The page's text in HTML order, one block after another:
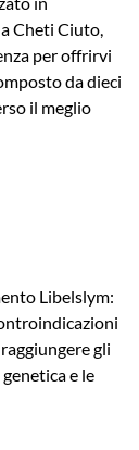
Cheti Ciuto,
per offrirvi
da dieci
il meglio
Libelslym:
gli
e le